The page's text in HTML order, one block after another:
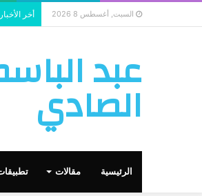
السبت, أغسطس 8 2026 أخر الأخبار
عبد
الصادي
الرئيسية مقالات